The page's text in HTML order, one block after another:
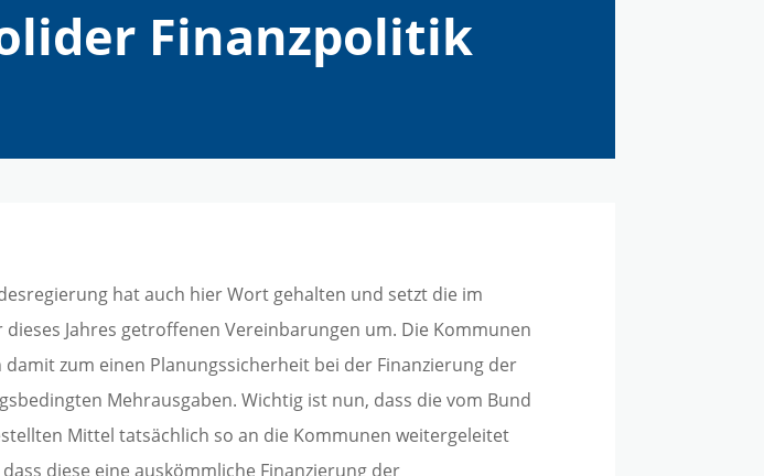
Finanzpolitik
hat auch hier Wort gehalten und setzt die im
dieses Jahres getroffenen Vereinbarungen um. Die Kommunen
damit zum einen Planungssicherheit bei der Finanzierung der
Mehrausgaben. Wichtig ist nun, dass die vom Bund
Mittel tatsächlich so an die Kommunen weitergeleitet
diese eine auskömmliche Finanzierung der